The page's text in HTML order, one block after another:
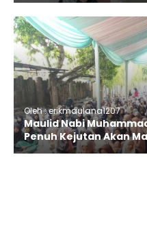
Oleh : erikmaulana1207
Maulid Nabi
Penuh Kejutan Akan